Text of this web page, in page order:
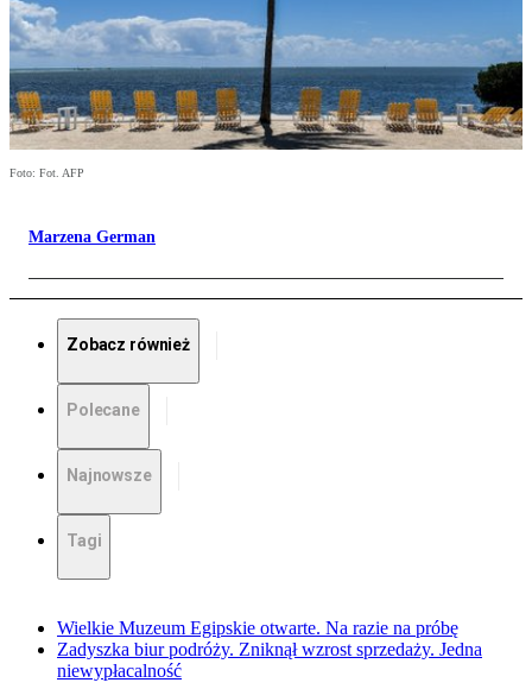
Foto: Fot. AFP
Marzena German
Zobacz również
Polecane
Najnowsze
Tagi
Wielkie Muzeum Egipskie otwarte. Na razie na próbę
Zadyszka biur podróży. Zniknął wzrost sprzedaży. Jedna
niewypłacalność